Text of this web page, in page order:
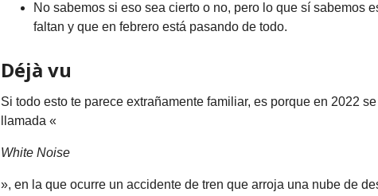
No sabemos si eso sea cierto o no, pero lo que sí sabemos
faltan y que en febrero está pasando de todo.
Déjà vu
Si todo esto te parece extrañamente familiar, es porque en 2022
llamada «
White Noise
», en la que ocurre un accidente de tren que arroja una nube de